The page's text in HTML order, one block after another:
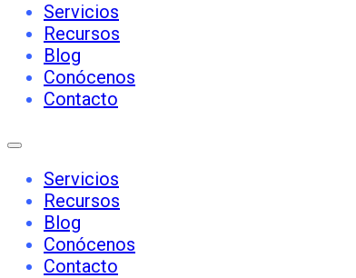
Servicios
Recursos
Blog
Conócenos
Contacto
Servicios
Recursos
Blog
Conócenos
Contacto